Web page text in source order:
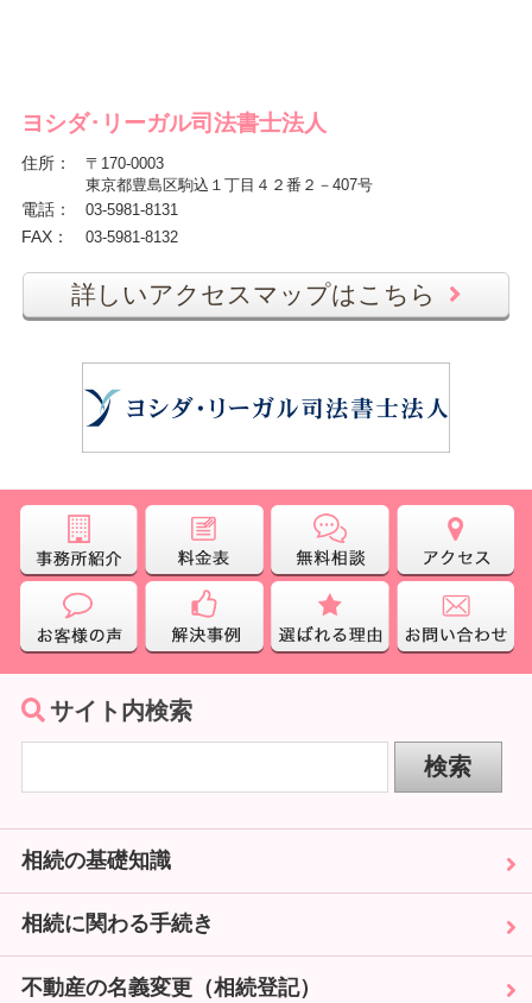
ヨシダ･リーガル司法書士法人
住所：
〒170-0003
東京都豊島区駒込１丁目４２番２－407号
電話： 03-5981-8131
FAX： 03-5981-8132
詳しいアクセスマップはこちら
サイト内検索
相続の基礎知識
相続に関わる手続き
不動産の名義変更（相続登記）